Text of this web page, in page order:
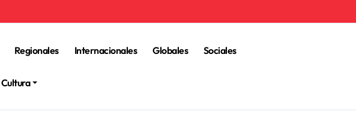
Regionales Internacionales Globales Sociales
Cultura